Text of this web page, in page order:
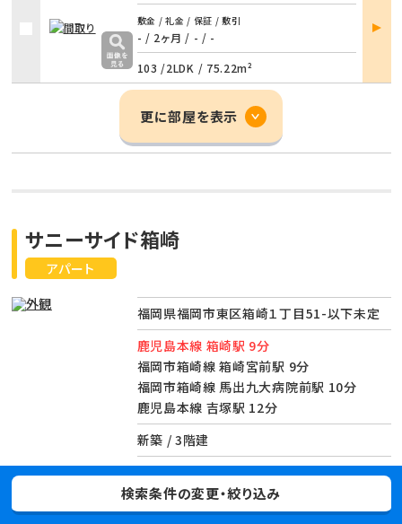
敷金 / 礼金 / 保証 / 敷引
- / 2ヶ月 / - / -
103 /2LDK / 75.22m²
部屋
詳細
更に部屋を表示
アパート
サニーサイド箱崎
福岡県福岡市東区箱崎１丁目51-以下未定
鹿児島本線 箱崎駅 9分
福岡市箱崎線 箱崎宮前駅 9分
福岡市箱崎線 馬出九大病院前駅 10分
鹿児島本線 吉塚駅 12分
新築 / 3階建
検索条件の変更・絞り込み